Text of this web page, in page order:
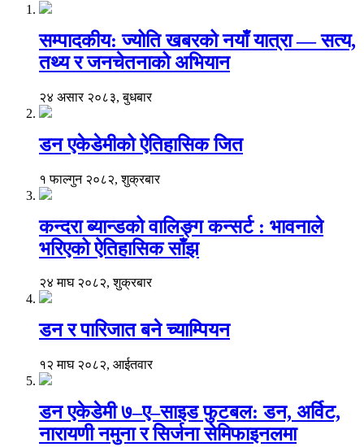
सम्पादकीय: ज्योति खबरको नयाँ यात्रा — सत्य,
तथ्य र जनचेतनाको अभियान
२४ असार २०८३, बुधबार
डन एकेडेमीको ऐतिहासिक जित
१ फाल्गुन २०८२, शुक्रबार
कन्दरा ब्यान्डको वालिङ्ग कन्सर्ट : भावनाले
भरिएको ऐतिहासिक साँझ
२४ माघ २०८२, शुक्रबार
डन र पारिजात बने च्याम्पियन
१२ माघ २०८२, आईतवार
डन एकेडेमी ७–ए–साइड फुटबल: डन, अर्विट,
नारायणी नमुना र सिर्जना सेमिफाइनलमा